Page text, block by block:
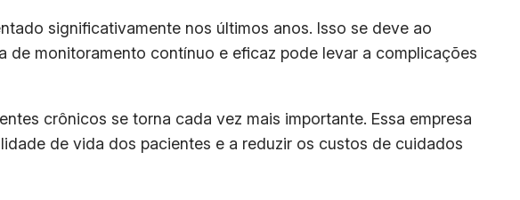
significativamente nos últimos anos. Isso se deve ao
monitoramento contínuo e eficaz pode levar a complicações
crônicos se torna cada vez mais importante. Essa empresa
de vida dos pacientes e a reduzir os custos de cuidados